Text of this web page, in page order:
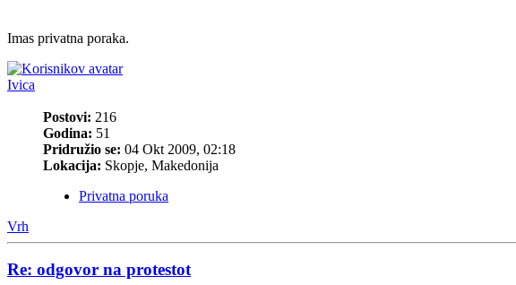
Imas privatna poraka.
Ivica
Postovi: 216
Godina: 51
Pridružio se: 04 Okt 2009, 02:18
Lokacija: Skopje, Makedonija
Privatna poruka
Vrh
Re: odgovor na protestot